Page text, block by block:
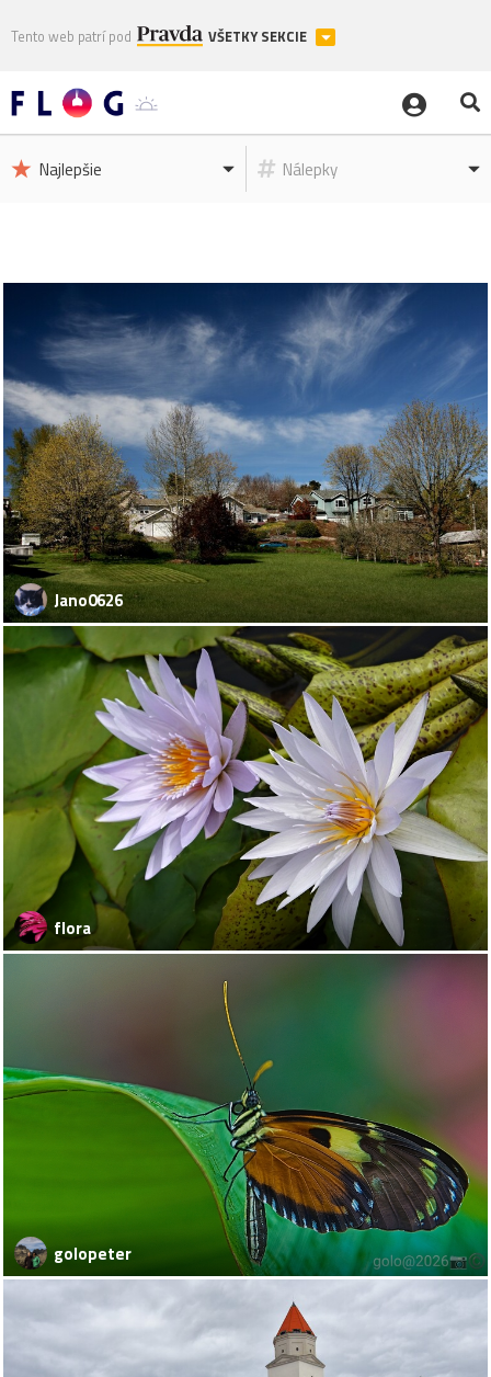
Tento web patrí pod VŠETKY SEKCIE
Najlepšie Nálepky
Jano0626
flora
golopeter